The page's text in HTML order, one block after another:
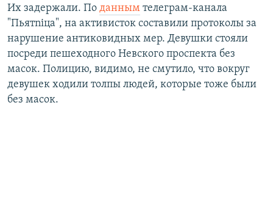
Их задержали. По данным телеграм-канала
"Пьятniца", на активисток составили протоколы за
нарушение антиковидных мер. Девушки стояли
посреди пешеходного Невского проспекта без
масок. Полицию, видимо, не смутило, что вокруг
девушек ходили толпы людей, которые тоже были
без масок.